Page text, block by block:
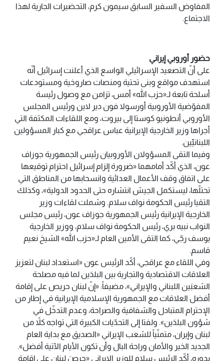
المفاوض السفير السابق سيمون كرم، التحضيرات الجارية لهذا
الاجتماع.
حضور أوروبي إيراني
على أنّ التصعيد الإسرائيلي الواسع الذي أعلنت إسرائيل أنّه
استهدف مواقع وبنى تحتية ومنصات صاروخية ومستودعات
أسلحة تابعة لـ«حزب الله» أمس، تزامن مع وصول رئيسة
المفوّضية الأوروبية أورسولا فون دير لاين ورئيس المجلس
الأوروبي أنطونيو كوستا إلى بيروت، ومع اللقاءات المكثفة التي
أجراها وزير الخارجية الإيرانية عباس عراقجي مع كبار المسؤولين
اللبنانيِّين.
وفيما التقى المسؤولان الأوروبيان رئيس الجمهورية جوزاف
عون، الذي أكّد أمامهما «ضرورة إلزام إسرائيل احترام توقيعها
على اتفاق وقف الأعمال العدائية وانسحابها من المناطق التي
تحتلّها، ليستكمل الجيش انتشاره حتى الحدود الدولية»، وكذلك
التقيا رئيس الحكومة نواف سلام. وشملت لقاءات وزير
الخارجية الإيرانية رئيس الجمهورية جوزاف عون، رئيس مجلس
النواب نبيه بري، رئيس الحكومة نواف سلام، ووزير الخارجية
يوسف رجّي، كما التقى الأمين العام لـ«حزب الله» الشيخ نعيم
قاسم.
وفي اللقاء مع عراقجي، أكّد الرئيس عون «استعداد لبنان لتعزيز
العلاقات الاقتصادية والتجارية بين البلدَين لما فيه مصلحة
الشعبَين اللبناني والإيراني»، مضيفاً: «إنّ لبنان حريص على إقامة
أفضل العلاقات مع الجمهورية الإسلامية الإيرانية في إطار من
الإحترام المتبادل والشفافية والصراحة، وعدم التدخّل في
شؤون البلدَين». ولفتا إلى التحدّيات الكبيرة التي تواجه كلاً من
لبنان وإيران، متمنّياً للشعب الإيراني «الصديق مع بداية العام
الجديد الخير والأمان وراحة البال وأن تكون الأيام الآتية أفضل».
بدوره، أكّد الرئيس سلام للوزير الإيراني «حِرصَ لبنان على إقامة